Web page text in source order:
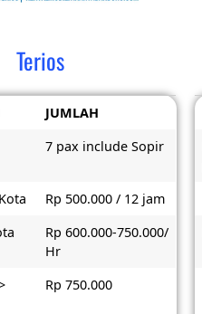
Terios
JUMLAH
7 pax include Sopir
Rp 500.000 / 12 jam
Rp 600.000-750.000/
Hr
Rp 750.000